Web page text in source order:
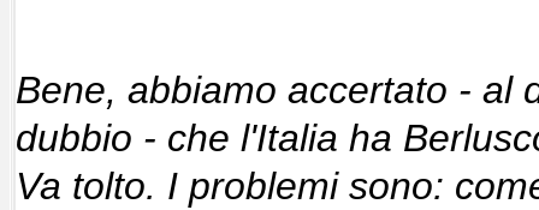
Bene, abbiamo accertato - al
dubbio - che l'Italia ha
Va tolto. I problemi sono: